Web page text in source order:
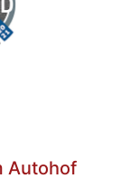
Autohof